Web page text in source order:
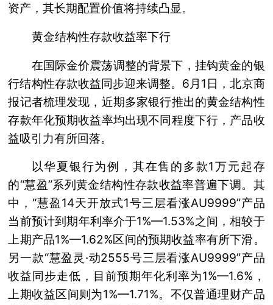
资产，其长期配置价值将持续凸显。
黄金结构性存款收益率下行
在国际金价震荡调整的背景下，挂钩黄金的银
行结构性存款收益同步迎来调整。6月1日，北京商
报记者梳理发现，近期多家银行推出的黄金结构性
存款年化预期收益率均出现不同程度下行，产品收
益吸引力有所回落。
以华夏银行为例，其在售的多款1万元起存
的“慧盈”系列黄金结构性存款收益率普遍下调。其
中，“慧盈14天开放式1号三层看涨AU9999”产品
当前预计到期年利率介于1%—1.53%之间，相较于
上期产品1%—1.62%区间的预期收益率有所下滑。
另一款“慧盈灵·动2555号三层看涨AU9999”产品
收益同步走低，目前预期年化利率为1%—1.6%，
上期收益区间则为1%—1.71%。不仅普通理财产品